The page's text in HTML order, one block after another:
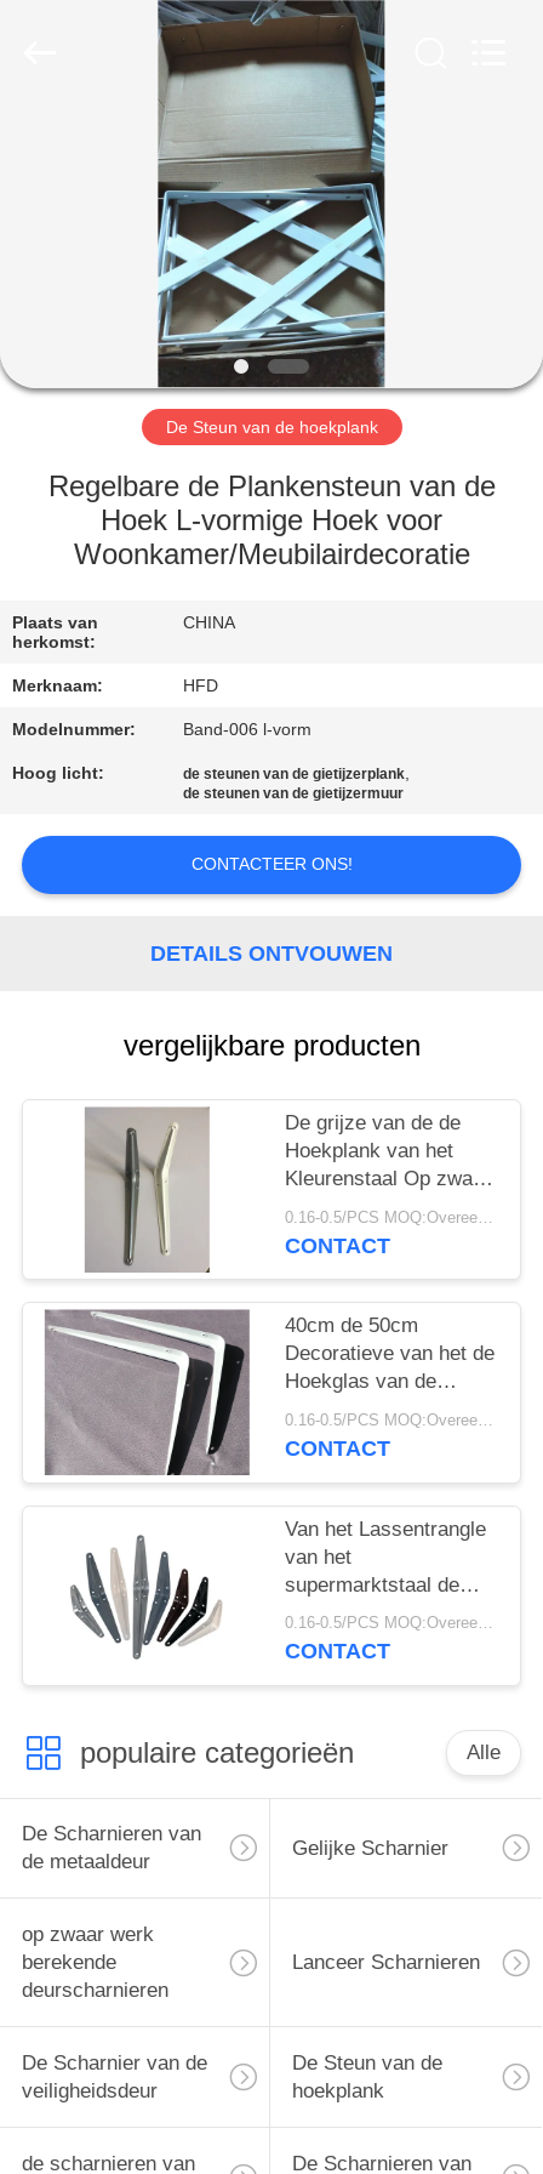
PRODUCTEN
ONGEVEER
ONS
FABRIEKSREIS
KWALITEITSCONTROLE
CONTACTEER
NIEUWS
PRIVACY
De Steun van de hoekplank
Regelbare de Plankensteun van de
Hoek L-vormige Hoek voor
Woonkamer/Meubilairdecoratie
Plaats van
herkomst:
CHINA
Merknaam: HFD
Modelnummer: Band-006 l-vorm
Hoog licht: de steunen van de gietijzerplank,
de steunen van de gietijzermuur
CONTACTEER ONS!
DETAILS ONTVOUWEN
vergelijkbare producten
De grijze van de de
Hoekplank van het
Kleurenstaal Op zwaar
werk berekende van de
de Steun Antiroestkleur
0.16-0.5/PCS MOQ:Overeen te komen
CONTACT
40cm de 50cm
Decoratieve van het de
Hoekglas van de
Muursteun Steunen
van het de Hoekstaal
0.16-0.5/PCS MOQ:Overeen te komen
CONTACT
Van het Lassentrangle
van het
supermarktstaal de
Steun van de de
Hoekplank 0.7mm -
0.16-0.5/PCS MOQ:Overeen te komen
CONTACT
populaire categorieën Alle
De Scharnieren van
de metaaldeur
Gelijke Scharnier
op zwaar werk
berekende
deurscharnieren
Lanceer Scharnieren
De Scharnier van de
veiligheidsdeur
De Steun van de
hoekplank
de scharnieren van De Scharnieren van